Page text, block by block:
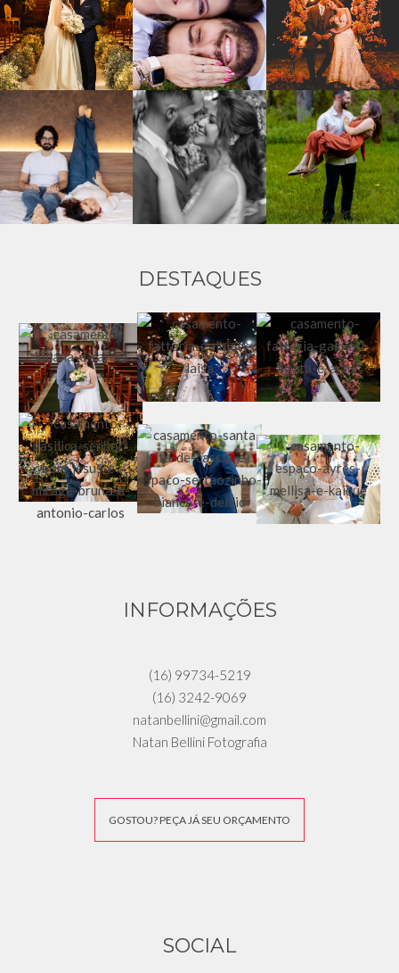
DESTAQUES
INFORMAÇÕES
(16) 99734-5219
(16) 3242-9069
natanbellini@gmail.com
Natan Bellini Fotografia
GOSTOU? PEÇA JÁ SEU ORÇAMENTO
SOCIAL